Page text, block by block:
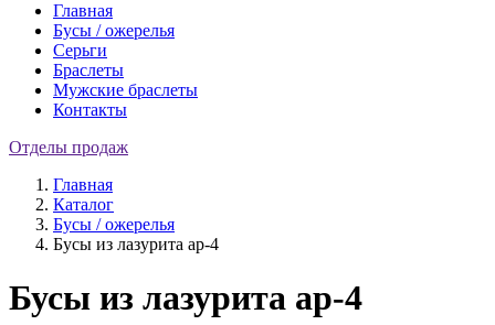
Главная
Бусы / ожерелья
Серьги
Браслеты
Мужские браслеты
Контакты
Отделы продаж
Главная
Каталог
Бусы / ожерелья
Бусы из лазурита ар-4
Бусы из лазурита ар-4